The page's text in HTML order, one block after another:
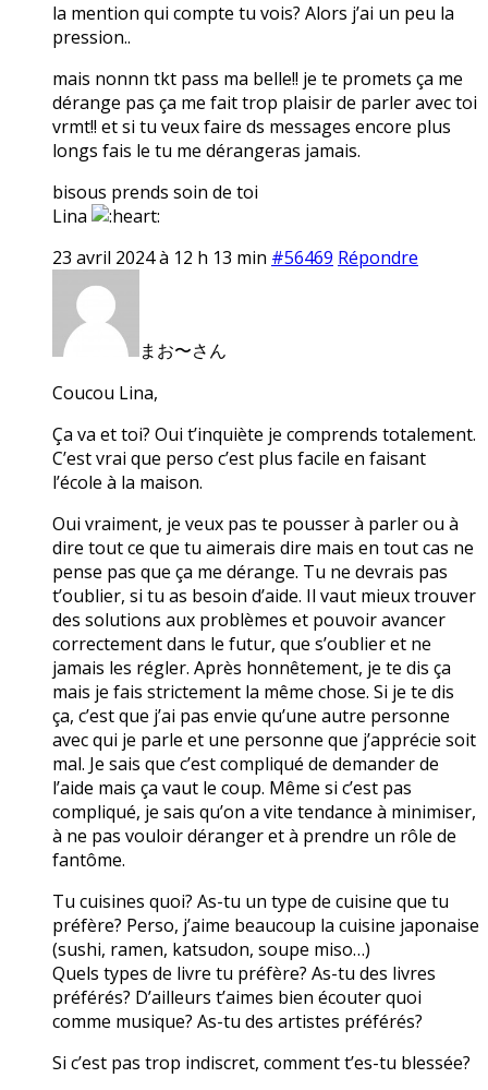
la mention qui compte tu vois? Alors j’ai un peu la
pression..
mais nonnn tkt pass ma belle!! je te promets ça me
dérange pas ça me fait trop plaisir de parler avec toi
vrmt!! et si tu veux faire ds messages encore plus
longs fais le tu me dérangeras jamais.
bisous prends soin de toi
Lina
23 avril 2024 à 12 h 13 min #56469 Répondre
まお〜さん
Coucou Lina,
Ça va et toi? Oui t’inquiète je comprends totalement.
C’est vrai que perso c’est plus facile en faisant
l’école à la maison.
Oui vraiment, je veux pas te pousser à parler ou à
dire tout ce que tu aimerais dire mais en tout cas ne
pense pas que ça me dérange. Tu ne devrais pas
t’oublier, si tu as besoin d’aide. Il vaut mieux trouver
des solutions aux problèmes et pouvoir avancer
correctement dans le futur, que s’oublier et ne
jamais les régler. Après honnêtement, je te dis ça
mais je fais strictement la même chose. Si je te dis
ça, c’est que j’ai pas envie qu’une autre personne
avec qui je parle et une personne que j’apprécie soit
mal. Je sais que c’est compliqué de demander de
l’aide mais ça vaut le coup. Même si c’est pas
compliqué, je sais qu’on a vite tendance à minimiser,
à ne pas vouloir déranger et à prendre un rôle de
fantôme.
Tu cuisines quoi? As-tu un type de cuisine que tu
préfère? Perso, j’aime beaucoup la cuisine japonaise
(sushi, ramen, katsudon, soupe miso…)
Quels types de livre tu préfère? As-tu des livres
préférés? D’ailleurs t’aimes bien écouter quoi
comme musique? As-tu des artistes préférés?
Si c’est pas trop indiscret, comment t’es-tu blessée?